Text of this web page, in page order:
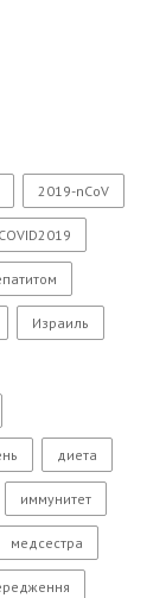
2019-nCoV
COVID2019
Израиль
диета
иммунитет
медсестра